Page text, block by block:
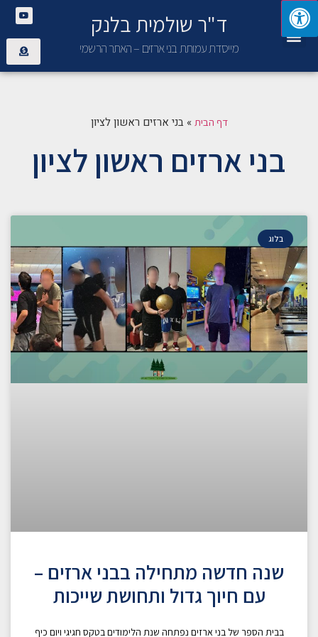
ד"ר שולמית בלנק
מייסדת עמותת בני ארזים – האתר הרשמי
דף הבית »בני ארזים ראשון לציון
בני ארזים ראשון לציון
בלוג
שנה חדשה מתחילה בבני ארזים –
עם חיוך גדול ותחושת שייכות
בבית הספר של בני ארזים נפתחה שנת הלימודים בטקס חגיגי ויום כיף